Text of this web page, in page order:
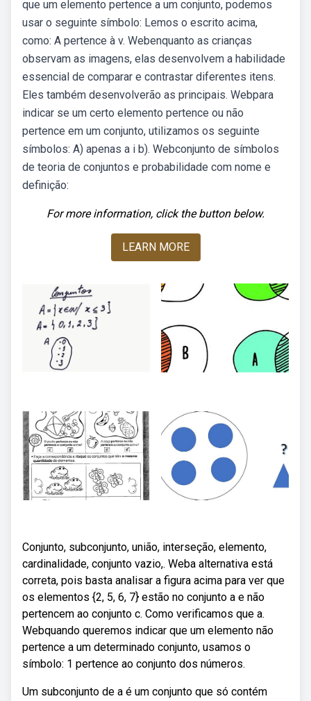
que um elemento pertence a um conjunto, podemos
usar o seguinte símbolo: Lemos o escrito acima,
como: A pertence à v. Webenquanto as crianças
observam as imagens, elas desenvolvem a habilidade
essencial de comparar e contrastar diferentes itens.
Eles também desenvolverão as principais. Webpara
indicar se um certo elemento pertence ou não
pertence em um conjunto, utilizamos os seguinte
símbolos: A) apenas a i b). Webconjunto de símbolos
de teoria de conjuntos e probabilidade com nome e
definição:
For more information, click the button below.
LEARN MORE
Conjunto, subconjunto, união, interseção, elemento,
cardinalidade, conjunto vazio,. Weba alternativa está
correta, pois basta analisar a figura acima para ver que
os elementos {2, 5, 6, 7} estão no conjunto a e não
pertencem ao conjunto c. Como verificamos que a.
Webquando queremos indicar que um elemento não
pertence a um determinado conjunto, usamos o
símbolo: 1 pertence ao conjunto dos números.
Um subconjunto de a é um conjunto que só contém